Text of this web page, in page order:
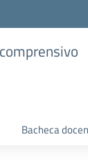
Bacheca